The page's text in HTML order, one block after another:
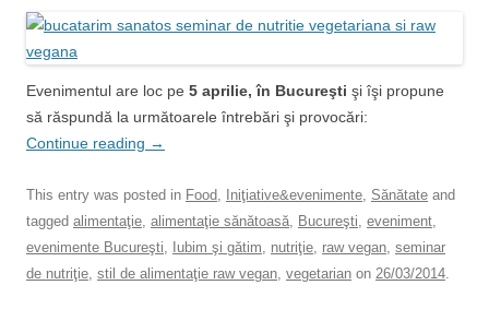
Evenimentul are loc pe 5 aprilie, în Bucureşti şi îşi propune
să răspundă la următoarele întrebări şi provocări:
Continue reading →
This entry was posted in Food, Iniţiative&evenimente, Sănătate and
tagged alimentaţie, alimentaţie sănătoasă, Bucureşti, eveniment,
evenimente Bucureşti, Iubim şi gătim, nutriţie, raw vegan, seminar
de nutriţie, stil de alimentaţie raw vegan, vegetarian on 26/03/2014.